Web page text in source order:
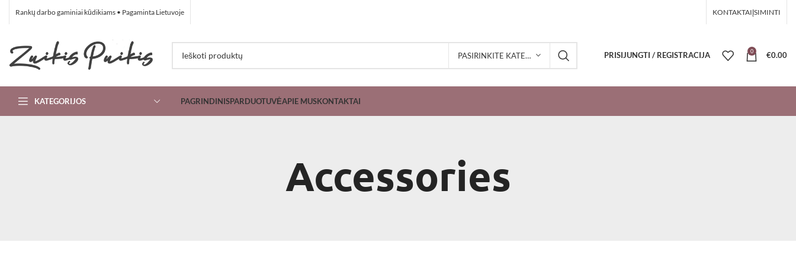
Rankų darbo gaminiai kūdikiams • Pagaminta Lietuvoje KONTAKTAIĮSIMINTI
PASIRINKITE KATEGORIJĄ PRISIJUNGTI / REGISTRACIJA 0 €0.00
KATEGORIJOS PAGRINDINISPARDUOTUVĖAPIE MUSKONTAKTAI
Accessories